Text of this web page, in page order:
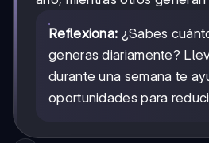
Reflexiona: ¿Sabes
generas diariamente?
durante una semana te
oportunidades para